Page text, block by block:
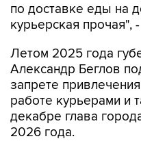
по доставке еды на
курьерская прочая",
Летом 2025 года
Александр Беглов
запрете
работе курьерами и
декабре глава
2026 года.